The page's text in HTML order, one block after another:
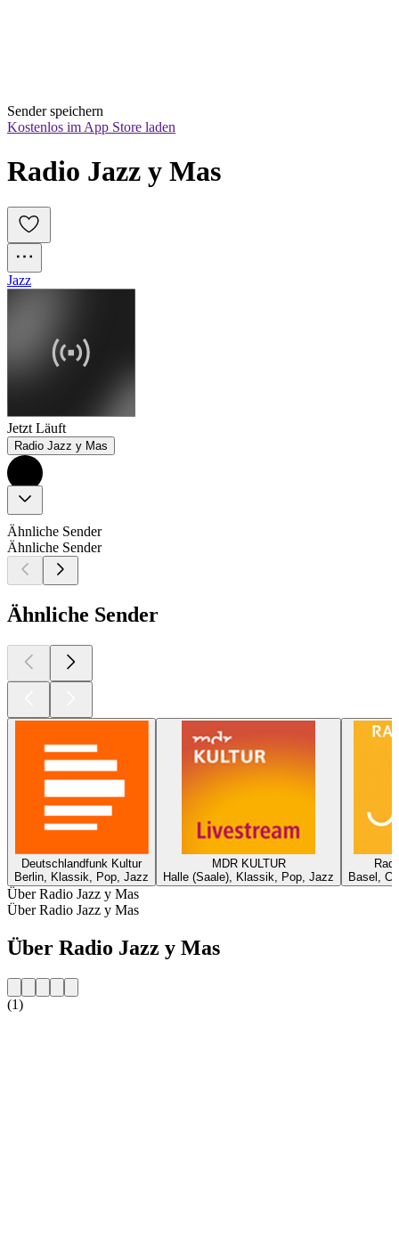
Sender speichern
Kostenlos im App Store laden
Radio Jazz y Mas
Jazz
Jetzt Läuft
Radio Jazz y Mas
Ähnliche Sender
Ähnliche Sender
Ähnliche Sender
Deutschlandfunk Kultur
Berlin, Klassik, Pop, Jazz
MDR KULTUR
Halle (Saale), Klassik, Pop, Jazz
Basel,
Über Radio Jazz y Mas
Über Radio Jazz y Mas
Über Radio Jazz y Mas
(1)